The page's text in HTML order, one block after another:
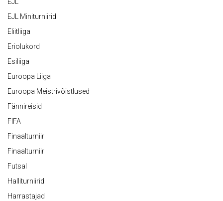
EJL Miniturniirid
Eliitliiga
Eriolukord
Esiliiga
Euroopa Liiga
Euroopa Meistrivõistlused
Fännireisid
FIFA
Finaalturniir
Finaalturniir
Futsal
Halliturniirid
Harrastajad